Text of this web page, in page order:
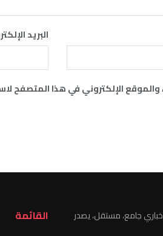
البريد
الإلكتروني في هذا المتصفح
جامع، مستقل، يصدر
القائمة